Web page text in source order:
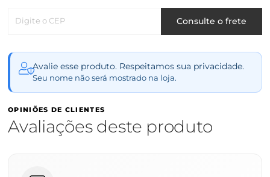
Digite o CEP Consulte o frete
Avalie esse produto. Respeitamos sua privacidade.
Seu nome não será mostrado na loja.
OPINIÕES DE CLIENTES
Avaliações deste produto